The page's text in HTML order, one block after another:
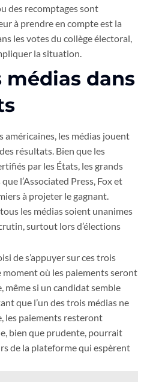
des recomptages sont
à prendre en compte est la
les votes du collège électoral,
la situation.
médias dans
américaines, les médias jouent
résultats. Bien que les
par les États, les grands
l’Associated Press, Fox et
à projeter le gagnant.
les médias soient unanimes
surtout lors d’élections
de s’appuyer sur ces trois
où les paiements seront
même si un candidat semble
que l’un des trois médias ne
les paiements resteront
bien que prudente, pourrait
de la plateforme qui espèrent